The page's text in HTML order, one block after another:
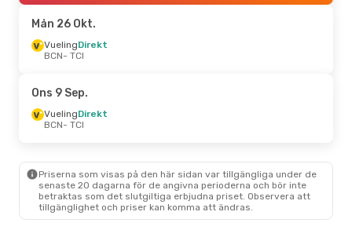
TCI- BCN
Mån 26 Okt.
VuelingDirekt
BCN- TCI
Ons 9 Sep.
VuelingDirekt
BCN- TCI
Priserna som visas på den här sidan var tillgängliga under de
senaste 20 dagarna för de angivna perioderna och bör inte
betraktas som det slutgiltiga erbjudna priset. Observera att
tillgänglighet och priser kan komma att ändras.